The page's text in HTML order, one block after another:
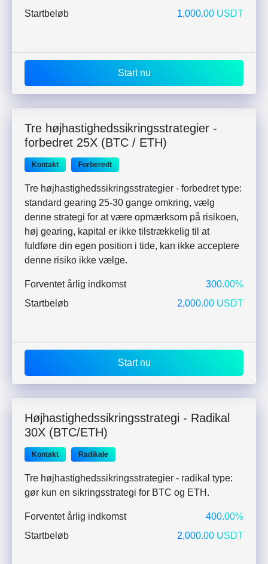
Startbeløb 1,000.00 USDT
Start nu
Tre højhastighedssikringsstrategier -
forbedret 25X (BTC / ETH)
Kontakt Forberedt
Tre højhastighedssikringsstrategier - forbedret type:
standard gearing 25-30 gange omkring, vælg
denne strategi for at være opmærksom på risikoen,
høj gearing, kapital er ikke tilstrækkelig til at
fuldføre din egen position i tide, kan ikke acceptere
denne risiko ikke vælge.
Forventet årlig indkomst
300.00%
Startbeløb
2,000.00 USDT
Start nu
Højhastighedssikringsstrategi - Radikal
30X (BTC/ETH)
Kontakt Radikale
Tre højhastighedssikringsstrategier - radikal type:
gør kun en sikringsstrategi for BTC og ETH.
Forventet årlig indkomst
400.00%
Startbeløb
2,000.00 USDT